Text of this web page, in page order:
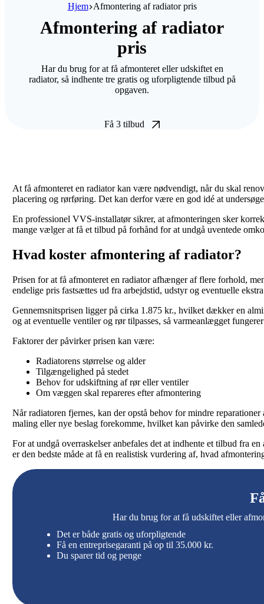
Hjem Afmontering af radiator pris
Afmontering af radiator
pris
Har du brug for at få afmonteret eller udskiftet en
radiator, så indhente tre gratis og uforpligtende tilbud på
opgaven.
Få 3 tilbud
At få afmonteret en radiator kan være nødvendigt, når du skal
placering og rørføring. Det kan derfor være en god idé at
En professionel VVS-installatør sikrer, at afmonteringen sker
mange vælger at få et tilbud på forhånd for at undgå uventede
Hvad koster afmontering af radiator?
Prisen for at få afmonteret en radiator afhænger af flere forhold,
endelige pris fastsættes ud fra arbejdstid, udstyr og eventuelle
Gennemsnitsprisen ligger på cirka 1.875 kr., hvilket dækker en
og at eventuelle ventiler og rør tilpasses, så varmeanlægget
Faktorer der påvirker prisen kan være:
Radiatorens størrelse og alder
Tilgængelighed på stedet
Behov for udskiftning af rør eller ventiler
Om væggen skal repareres efter afmontering
Når radiatoren fjernes, kan der opstå behov for mindre
maling eller nye beslag forekomme, hvilket kan påvirke den
For at undgå overraskelser anbefales det at indhente et tilbud fra
er den bedste måde at få en realistisk vurdering af, hvad
Har du brug for at få udskiftet eller
Det er både gratis og uforpligtende
Få en entreprisegaranti på op til 35.000 kr.
Du sparer tid og penge